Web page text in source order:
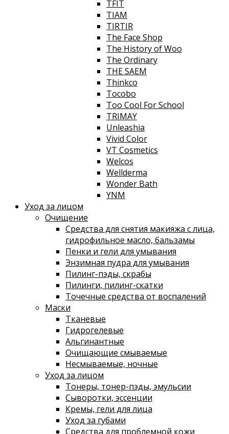
TFIT
TIAM
TIRTIR
The Face Shop
The History of Woo
The Ordinary
THE SAEM
Thinkco
Tocobo
Too Cool For School
TRIMAY
Unleashia
Vivid Color
VT Cosmetics
Welcos
Wellderma
Wonder Bath
YNM
Уход за лицом
Очищение
Средства для снятия макияжа с лица,
гидрофильное масло, бальзамы
Пенки и гели для умывания
Энзимная пудра для умывания
Пилинг-пэды, скрабы
Пилинги, пилинг-скатки
Точечные средства от воспалений
Маски
Тканевые
Гидрогелевые
Альгинантные
Очищающие смываемые
Несмываемые, ночные
Уход за лицом
Тонеры, тонер-пэды, эмульсии
Сыворотки, эссенции
Кремы, гели для лица
Уход за губами
Средства для проблемной кожи